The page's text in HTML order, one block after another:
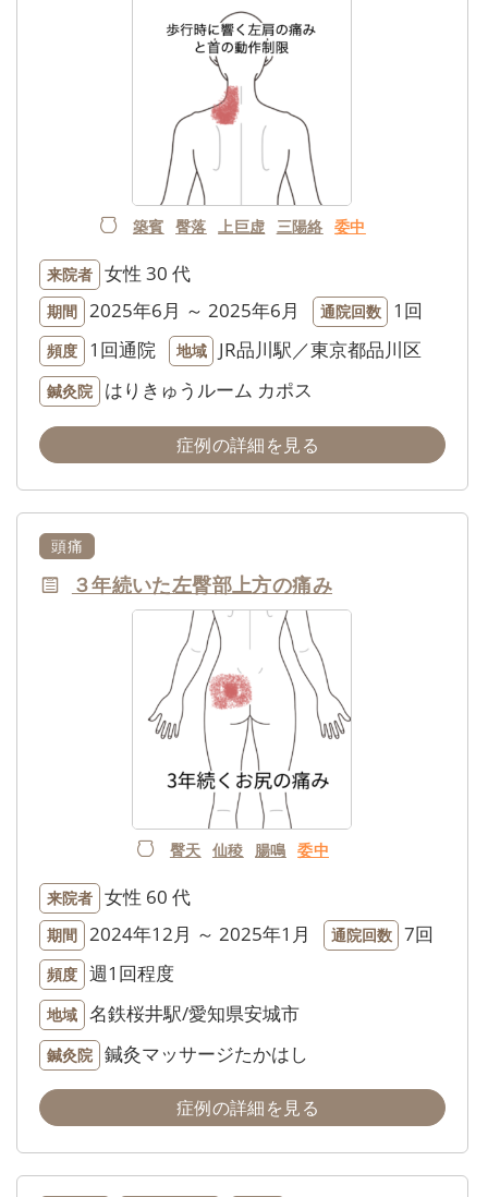
築賓 臀落 上巨虚 三陽絡 委中
来院者 女性 30 代
期間 2025年6月 ～ 2025年6月 通院回数 1回
頻度 1回通院 地域 JR品川駅／東京都品川区
鍼灸院 はりきゅうルーム カポス
症例の詳細を見る
頭痛
３年続いた左臀部上方の痛み
臀天 仙稜 腸鳴 委中
来院者 女性 60 代
期間 2024年12月 ～ 2025年1月 通院回数 7回
頻度 週1回程度
地域 名鉄桜井駅/愛知県安城市
鍼灸院 鍼灸マッサージたかはし
症例の詳細を見る